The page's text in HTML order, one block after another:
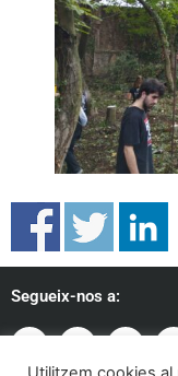
Segueix-nos a: